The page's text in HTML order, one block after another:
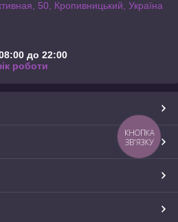
50, Кропивницький, Україна
до 22:00
роботи
КНОПКА
ЗВ'ЯЗКУ